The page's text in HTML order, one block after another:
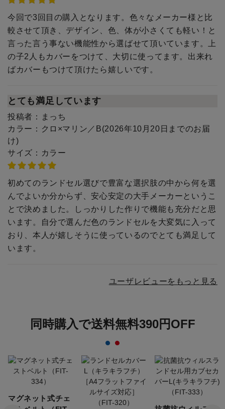
今回で3回目の購入となります。色々なメーカー様と比
較させて頂き、デザイン、色、体が小さくても軽い！と
言った言う事ない機能性から選ばせて頂いています。上
の子2人もカバーをつけて、大切に使ってます。出来れ
ばカバーもつけて頂けたら嬉しいです。
とても満足しています
投稿者：
まっち
カラー： クロ×マリン／B(2026年10月20日までのお届
け)
サイズ： カラー
初めてのランドセル選びで豊富な選択肢の中から何を選
んでよいか分からず、安心安定の大手メーカーというこ
とで決めました。しっかりした作りで機能も充分だと思
います。自分で選んだ色のランドセルを大変気に入って
おり、本人が嬉しそうに使っているのでとても満足して
います。
ユーザレビューをもっと見る
同時購入で送料無料390円OFF
マグネット式チェ